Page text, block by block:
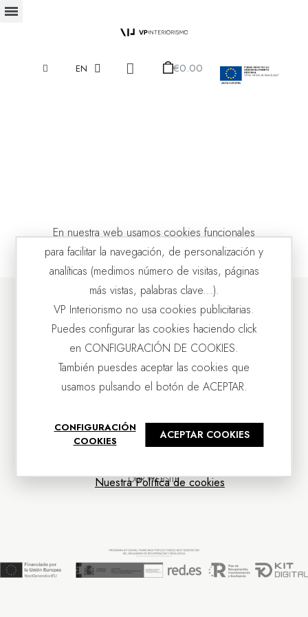
EN €0.00
OUR COMPANY
CUSTOMER SERVICE
OUR WEBSITE
En nuestra web usamos cookies funcionales
para facilitar la navegación, de personalización y
analíticas (medimos número de visitas, páginas
más vistas, palabras clave...).
VP Interiorismo no usa cookies publicitarias.
Puedes configurar las cookies haciendo click
en CONFIGURACIÓN DE COOKIES.
También puesdes aceptar las cookies que
usamos pulsando el botón de ACEPTAR.
CONFIGURACIÓN
COOKIES
ACEPTAR COOKIES
Nuestra Política de cookies